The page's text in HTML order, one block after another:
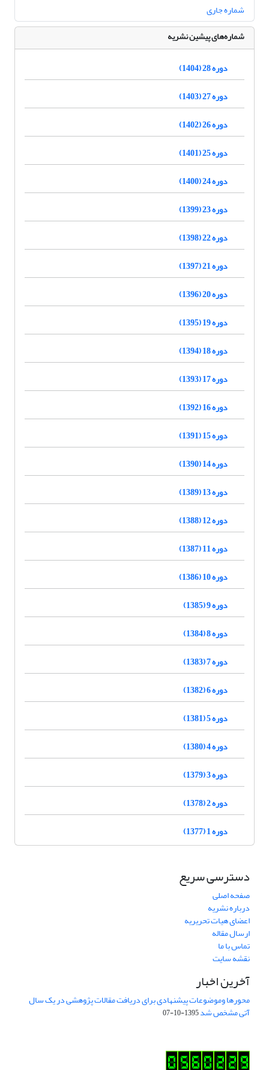
شماره جاری
شماره‌های پیشین نشریه
دوره 28 (1404)
دوره 27 (1403)
دوره 26 (1402)
دوره 25 (1401)
دوره 24 (1400)
دوره 23 (1399)
دوره 22 (1398)
دوره 21 (1397)
دوره 20 (1396)
دوره 19 (1395)
دوره 18 (1394)
دوره 17 (1393)
دوره 16 (1392)
دوره 15 (1391)
دوره 14 (1390)
دوره 13 (1389)
دوره 12 (1388)
دوره 11 (1387)
دوره 10 (1386)
دوره 9 (1385)
دوره 8 (1384)
دوره 7 (1383)
دوره 6 (1382)
دوره 5 (1381)
دوره 4 (1380)
دوره 3 (1379)
دوره 2 (1378)
دوره 1 (1377)
دسترسی سریع
صفحه اصلی
درباره نشریه
اعضای هیات تحریریه
ارسال مقاله
تماس با ما
نقشه سایت
آخرین اخبار
محورها وموضوعات پیشنهادی برای دریافت مقالات پژوهشی در یک سال
آتی مشخص شد1395-10-07